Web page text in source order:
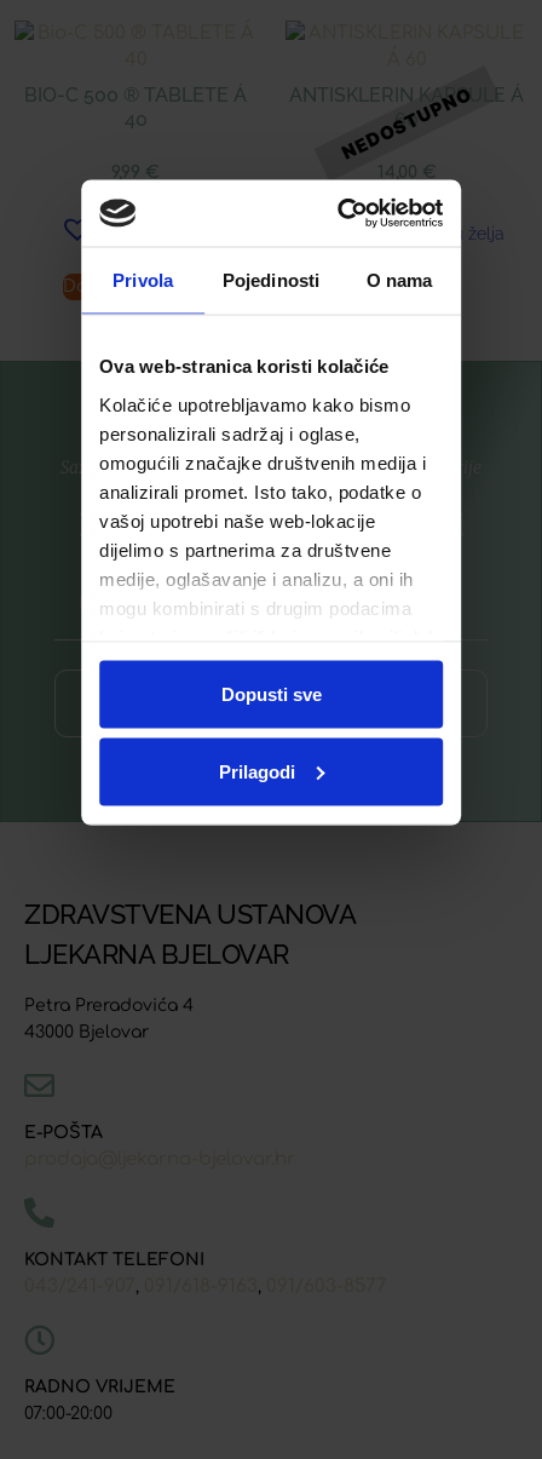
Privola Pojedinosti O nama
Ova web-stranica koristi kolačiće
Kolačiće upotrebljavamo kako bismo
personalizirali sadržaj i oglase,
omogućili značajke društvenih medija i
analizirali promet. Isto tako, podatke o
vašoj upotrebi naše web-lokacije
dijelimo s partnerima za društvene
medije, oglašavanje i analizu, a oni ih
mogu kombinirati s drugim podacima
ste upotrebljavali njihove usluge.
Dopusti sve
Prilagodi
BIO-C 500 ® TABLETE Á
40
9,99 €
Dodaj u listu želja
Dodaj u košaricu
ANTISKLERIN KAPSULE Á
60
14,00 €
Dodaj u listu želja
Pročitaj više
Saznajte prvi za nove proizvode i ekskluzivne promocije
Prijavite se na listu za novosti
Prijava ⟶
ZDRAVSTVENA USTANOVA
LJEKARNA BJELOVAR
Petra Preradovića 4
43000 Bjelovar
E-POŠTA
KONTAKT TELEFONI
, ,
RADNO VRIJEME
07:00-20:00